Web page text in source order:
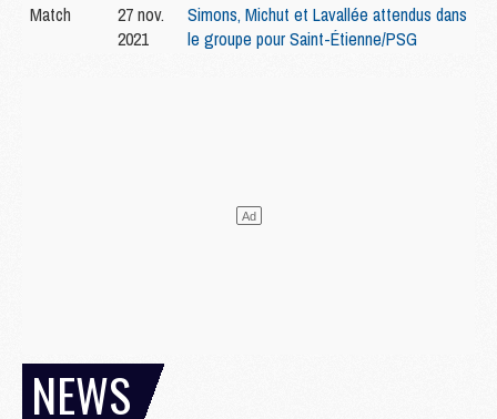
Match
27 nov.
2021
Simons, Michut et Lavallée attendus dans
le groupe pour Saint-Étienne/PSG
NEWS